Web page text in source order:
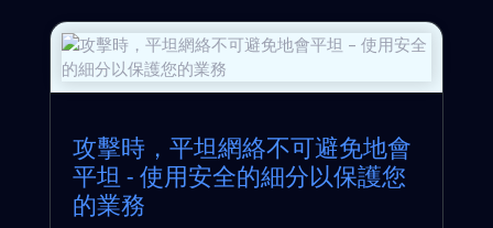
攻擊時，平坦網絡不可避免地會
平坦 - 使用安全的細分以保護您
的業務